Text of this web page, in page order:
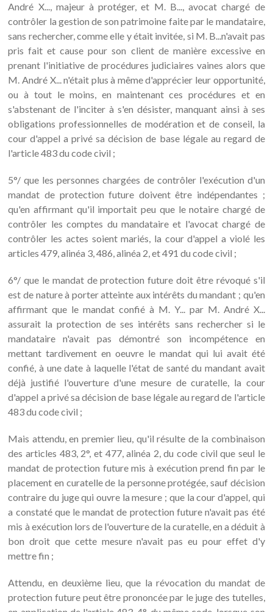
André X..., majeur à protéger, et M. B..., avocat chargé de
contrôler la gestion de son patrimoine faite par le mandataire,
sans rechercher, comme elle y était invitée, si M. B...n'avait pas
pris fait et cause pour son client de manière excessive en
prenant l'initiative de procédures judiciaires vaines alors que
M. André X... n'était plus à même d'apprécier leur opportunité,
ou à tout le moins, en maintenant ces procédures et en
s'abstenant de l'inciter à s'en désister, manquant ainsi à ses
obligations professionnelles de modération et de conseil, la
cour d'appel a privé sa décision de base légale au regard de
l'article 483 du code civil ;
5°/ que les personnes chargées de contrôler l'exécution d'un
mandat de protection future doivent être indépendantes ;
qu'en affirmant qu'il importait peu que le notaire chargé de
contrôler les comptes du mandataire et l'avocat chargé de
contrôler les actes soient mariés, la cour d'appel a violé les
articles 479, alinéa 3, 486, alinéa 2, et 491 du code civil ;
6°/ que le mandat de protection future doit être révoqué s'il
est de nature à porter atteinte aux intérêts du mandant ; qu'en
affirmant que le mandat confié à M. Y... par M. André X...
assurait la protection de ses intérêts sans rechercher si le
mandataire n'avait pas démontré son incompétence en
mettant tardivement en oeuvre le mandat qui lui avait été
confié, à une date à laquelle l'état de santé du mandant avait
déjà justifié l'ouverture d'une mesure de curatelle, la cour
d'appel a privé sa décision de base légale au regard de l'article
483 du code civil ;
Mais attendu, en premier lieu, qu'il résulte de la combinaison
des articles 483, 2°, et 477, alinéa 2, du code civil que seul le
mandat de protection future mis à exécution prend fin par le
placement en curatelle de la personne protégée, sauf décision
contraire du juge qui ouvre la mesure ; que la cour d'appel, qui
a constaté que le mandat de protection future n'avait pas été
mis à exécution lors de l'ouverture de la curatelle, en a déduit à
bon droit que cette mesure n'avait pas eu pour effet d'y
mettre fin ;
Attendu, en deuxième lieu, que la révocation du mandat de
protection future peut être prononcée par le juge des tutelles,